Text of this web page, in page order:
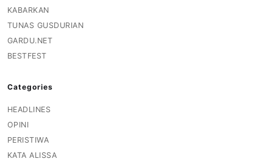
KABARKAN
TUNAS GUSDURIAN
GARDU.NET
BESTFEST
Categories
HEADLINES
OPINI
PERISTIWA
KATA ALISSA